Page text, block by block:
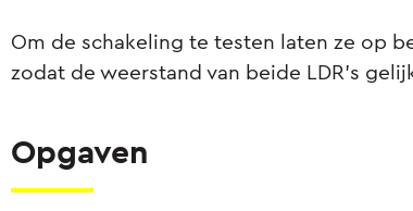
Om de schakeling te testen laten ze op
zodat de weerstand van beide LDR’s
Opgaven